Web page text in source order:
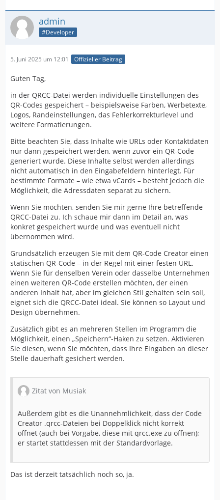
admin
#Developer
5. Juni 2025 um 12:01 Offizieller Beitrag
Guten Tag,
in der QRCC-Datei werden individuelle Einstellungen des
QR-Codes gespeichert – beispielsweise Farben, Werbetexte,
Logos, Randeinstellungen, das Fehlerkorrekturlevel und
weitere Formatierungen.
Bitte beachten Sie, dass Inhalte wie URLs oder Kontaktdaten
nur dann gespeichert werden, wenn zuvor ein QR-Code
generiert wurde. Diese Inhalte selbst werden allerdings
nicht automatisch in den Eingabefeldern hinterlegt. Für
bestimmte Formate – wie etwa vCards – besteht jedoch die
Möglichkeit, die Adressdaten separat zu sichern.
Wenn Sie möchten, senden Sie mir gerne Ihre betreffende
QRCC-Datei zu. Ich schaue mir dann im Detail an, was
konkret gespeichert wurde und was eventuell nicht
übernommen wird.
Grundsätzlich erzeugen Sie mit dem QR-Code Creator einen
statischen QR-Code – in der Regel mit einer festen URL.
Wenn Sie für denselben Verein oder dasselbe Unternehmen
einen weiteren QR-Code erstellen möchten, der einen
anderen Inhalt hat, aber im gleichen Stil gehalten sein soll,
eignet sich die QRCC-Datei ideal. Sie können so Layout und
Design übernehmen.
Zusätzlich gibt es an mehreren Stellen im Programm die
Möglichkeit, einen „Speichern“-Haken zu setzen. Aktivieren
Sie diesen, wenn Sie möchten, dass Ihre Eingaben an dieser
Stelle dauerhaft gesichert werden.
Zitat von Musiak
Außerdem gibt es die Unannehmlichkeit, dass der Code
Creator .qrcc-Dateien bei Doppelklick nicht korrekt
öffnet (auch bei Vorgabe, diese mit qrcc.exe zu öffnen);
er startet stattdessen mit der Standardvorlage.
Das ist derzeit tatsächlich noch so, ja.